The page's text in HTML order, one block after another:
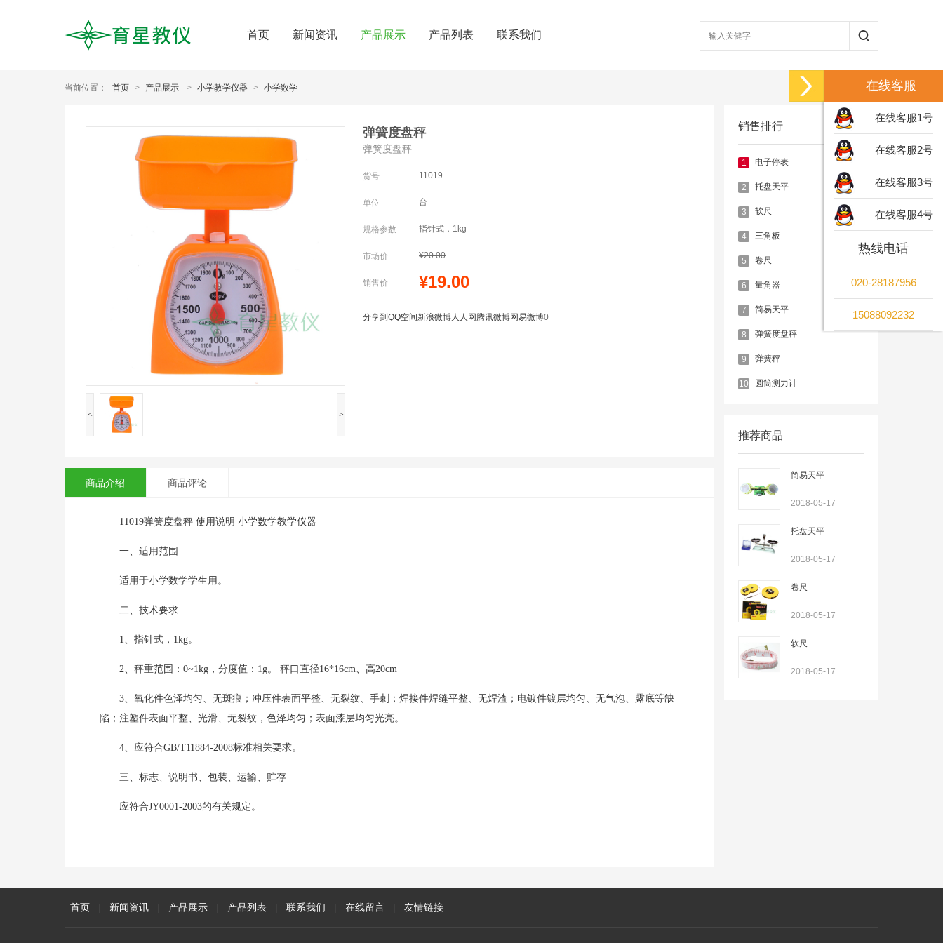
首页 新闻资讯 产品展示 产品列表 联系我们
当前位置： 首页 > 产品展示 > 小学教学仪器 > 小学数学
< >
弹簧度盘秤
弹簧度盘秤
货号 11019
单位 台
规格参数 指针式，1kg
市场价 ¥20.00
销售价 ¥19.00
分享到 QQ空间新浪微博人人网 腾讯微博网易微博0
商品介绍 商品评论
11019弹簧度盘秤 使用说明 小学数学教学仪器
一、适用范围
适用于小学数学学生用。
二、技术要求
1、指针式，1kg。
2、秤重范围：0~1kg，分度值：1g。 秤口直径16*16cm、高20cm
3、氧化件色泽均匀、无斑痕；冲压件表面平整、无裂纹、手刺；焊接件焊缝平整、无焊渣；电镀件镀层均匀、无气泡、露底等缺
陷；注塑件表面平整、光滑、无裂纹，色泽均匀；表面漆层均匀光亮。
4、应符合GB/T11884-2008标准相关要求。
三、标志、说明书、包装、运输、贮存
应符合JY0001-2003的有关规定。
销售排行
1 电子停表
2 托盘天平
3 软尺
4 三角板
5 卷尺
6 量角器
7 简易天平
8 弹簧度盘秤
9 弹簧秤
10 圆筒测力计
推荐商品
简易天平
2018-05-17
托盘天平
2018-05-17
卷尺
2018-05-17
软尺
2018-05-17
首页 新闻资讯 产品展示 产品列表 联系我们 在线留言 友情链接
在线客服
在线客服1号
在线客服2号
在线客服3号
在线客服4号
热线电话
020-28187956
15088092232